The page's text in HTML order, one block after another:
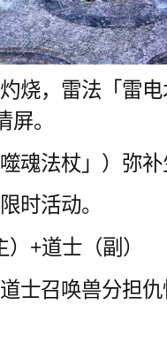
烧，雷法「雷
。
魂法杖」）弥
时活动。
+道士（副）
士召唤兽分担